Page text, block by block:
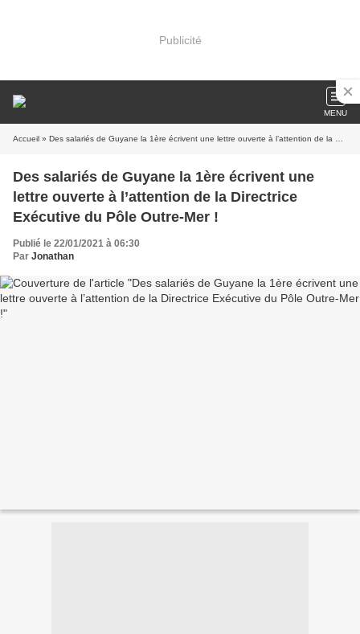
Publicité
MENU
Accueil » Des salariés de Guyane la 1ère écrivent une lettre ouverte à l’attention de la Directrice Exécutive du Pôle Outre-Mer !
Des salariés de Guyane la 1ère écrivent une
lettre ouverte à l’attention de la Directrice
Exécutive du Pôle Outre-Mer !
Publié le 22/01/2021 à 06:30
Par Jonathan